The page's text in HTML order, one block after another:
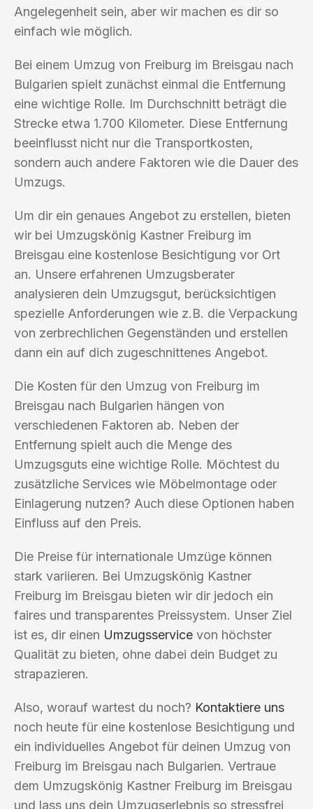
Angelegenheit sein, aber wir machen es dir so
einfach wie möglich.
Bei einem Umzug von Freiburg im Breisgau nach
Bulgarien spielt zunächst einmal die Entfernung
eine wichtige Rolle. Im Durchschnitt beträgt die
Strecke etwa 1.700 Kilometer. Diese Entfernung
beeinflusst nicht nur die Transportkosten,
sondern auch andere Faktoren wie die Dauer des
Umzugs.
Um dir ein genaues Angebot zu erstellen, bieten
wir bei Umzugskönig Kastner Freiburg im
Breisgau eine kostenlose Besichtigung vor Ort
an. Unsere erfahrenen Umzugsberater
analysieren dein Umzugsgut, berücksichtigen
spezielle Anforderungen wie z.B. die Verpackung
von zerbrechlichen Gegenständen und erstellen
dann ein auf dich zugeschnittenes Angebot.
Die Kosten für den Umzug von Freiburg im
Breisgau nach Bulgarien hängen von
verschiedenen Faktoren ab. Neben der
Entfernung spielt auch die Menge des
Umzugsguts eine wichtige Rolle. Möchtest du
zusätzliche Services wie Möbelmontage oder
Einlagerung nutzen? Auch diese Optionen haben
Einfluss auf den Preis.
Die Preise für internationale Umzüge können
stark variieren. Bei Umzugskönig Kastner
Freiburg im Breisgau bieten wir dir jedoch ein
faires und transparentes Preissystem. Unser Ziel
ist es, dir einen Umzugsservice von höchster
Qualität zu bieten, ohne dabei dein Budget zu
strapazieren.
Also, worauf wartest du noch? Kontaktiere uns
noch heute für eine kostenlose Besichtigung und
ein individuelles Angebot für deinen Umzug von
Freiburg im Breisgau nach Bulgarien. Vertraue
dem Umzugskönig Kastner Freiburg im Breisgau
und lass uns dein Umzugserlebnis so stressfrei